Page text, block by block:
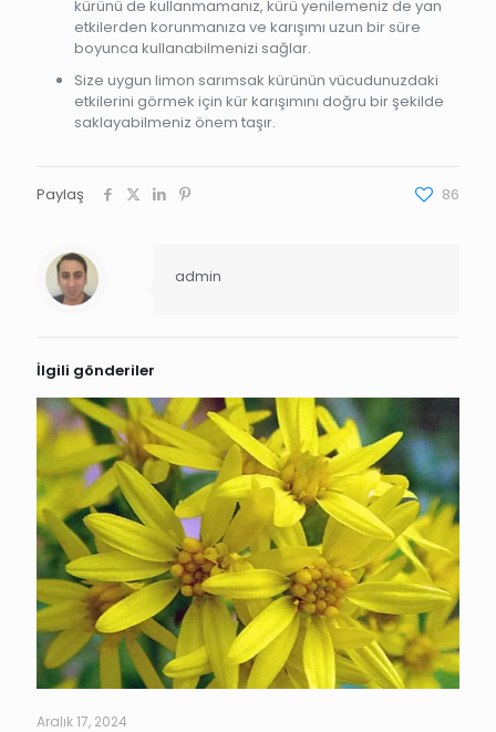
kürünü de kullanmamanız, kürü yenilemeniz de yan
etkilerden korunmanıza ve karışımı uzun bir süre
boyunca kullanabilmenizi sağlar.
Size uygun limon sarımsak kürünün vücudunuzdaki
etkilerini görmek için kür karışımını doğru bir şekilde
saklayabilmeniz önem taşır.
Paylaş 86
admin
İlgili gönderiler
Aralık 17, 2024